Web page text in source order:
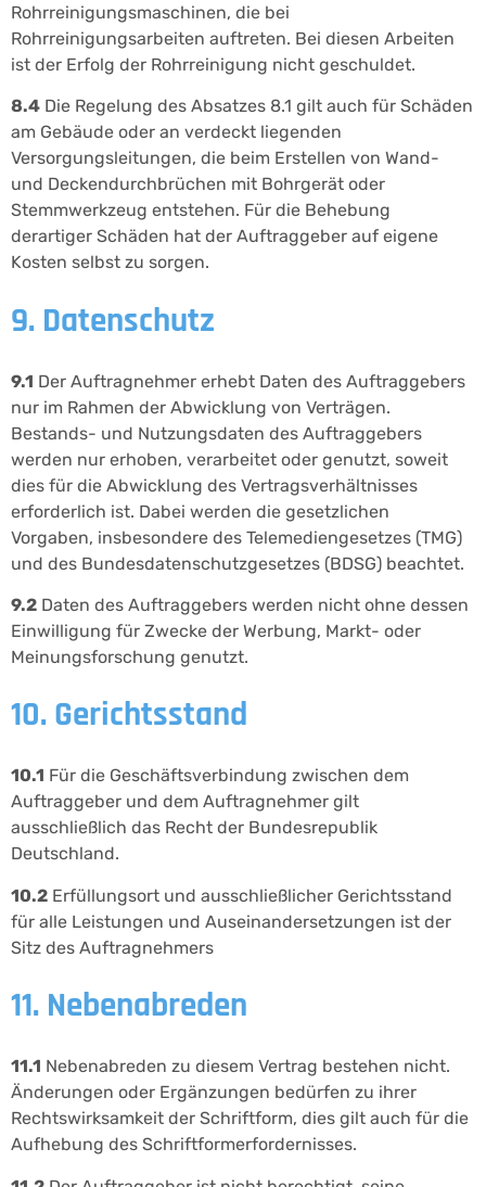
Rohrreinigungsmaschinen, die bei
Rohrreinigungsarbeiten auftreten. Bei diesen Arbeiten
ist der Erfolg der Rohrreinigung nicht geschuldet.
8.4 Die Regelung des Absatzes 8.1 gilt auch für Schäden
am Gebäude oder an verdeckt liegenden
Versorgungsleitungen, die beim Erstellen von Wand-
und Deckendurchbrüchen mit Bohrgerät oder
Stemmwerkzeug entstehen. Für die Behebung
derartiger Schäden hat der Auftraggeber auf eigene
Kosten selbst zu sorgen.
9. Datenschutz
9.1 Der Auftragnehmer erhebt Daten des Auftraggebers
nur im Rahmen der Abwicklung von Verträgen.
Bestands- und Nutzungsdaten des Auftraggebers
werden nur erhoben, verarbeitet oder genutzt, soweit
dies für die Abwicklung des Vertragsverhältnisses
erforderlich ist. Dabei werden die gesetzlichen
Vorgaben, insbesondere des Telemediengesetzes (TMG)
und des Bundesdatenschutzgesetzes (BDSG) beachtet.
9.2 Daten des Auftraggebers werden nicht ohne dessen
Einwilligung für Zwecke der Werbung, Markt- oder
Meinungsforschung genutzt.
10. Gerichtsstand
10.1 Für die Geschäftsverbindung zwischen dem
Auftraggeber und dem Auftragnehmer gilt
ausschließlich das Recht der Bundesrepublik
Deutschland.
10.2 Erfüllungsort und ausschließlicher Gerichtsstand
für alle Leistungen und Auseinandersetzungen ist der
Sitz des Auftragnehmers
11. Nebenabreden
11.1 Nebenabreden zu diesem Vertrag bestehen nicht.
Änderungen oder Ergänzungen bedürfen zu ihrer
Rechtswirksamkeit der Schriftform, dies gilt auch für die
Aufhebung des Schriftformerfordernisses.